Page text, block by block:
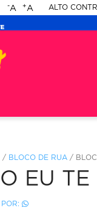
-A +A ALTO
/ BLOCO DE RUA /
EU TE